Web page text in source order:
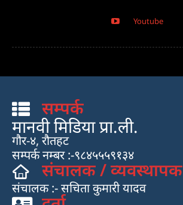
Youtube
सम्पर्क
मानवी मिडिया प्रा.ली.
गौर-४, रौतहट
सम्पर्क नम्बर :-९८४५५५९१३४
संचालक / व्यवस्थापक
संचालक :- सचिता कुमारी यादव